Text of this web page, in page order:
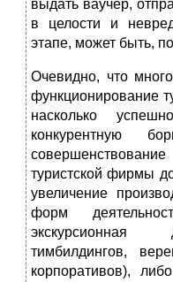
выдать ваучер,
в целости и
этапе, может быть,
Очевидно, что
функционирование
насколько
конкурентную
туристской фирмы
увеличение
форм
экскурсионная
тимбилдингов,
корпоративов),